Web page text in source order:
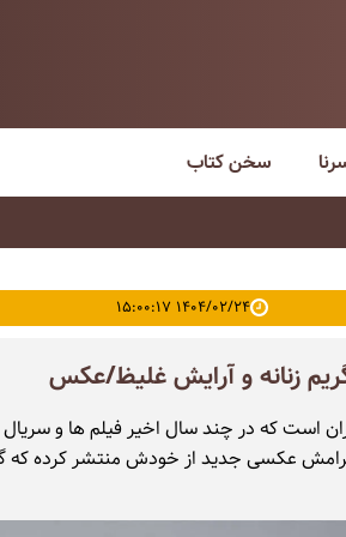
سخن کتاب
۱۴۰۴/۰۲/۲۴ ۱۵:۰۰:۱۷
گریم زنانه و آرایش غلیظ/عکس
است که در چند سال اخیر فیلم ها و
عکسی جدید از خودش منتشر کرده که